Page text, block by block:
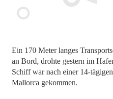
Ein 170 Meter langes
an Bord, drohte gestern im
Schiff war nach einer 14-
Mallorca gekommen.